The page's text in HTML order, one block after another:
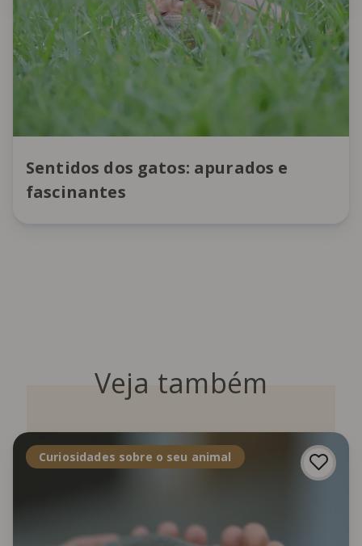
Sentidos dos gatos: apurados e
fascinantes
Veja também
Curiosidades sobre o seu animal